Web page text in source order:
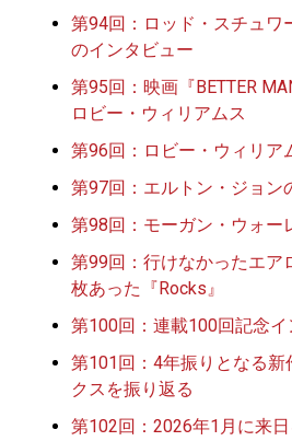
第94回：ロッド・スチュワ
のインタビュー
第95回：映画『BETTER
ロビー・ウィリアムス
第96回：ロビー・ウィリア
第97回：エルトン・ジョン
第98回：モーガン・ウォー
第99回：行けなかったエア
枚あった『Rocks』
第100回：連載100回記念イ
第101回：4年振りとなる新
クスを振り返る
第102回：2026年1月に来